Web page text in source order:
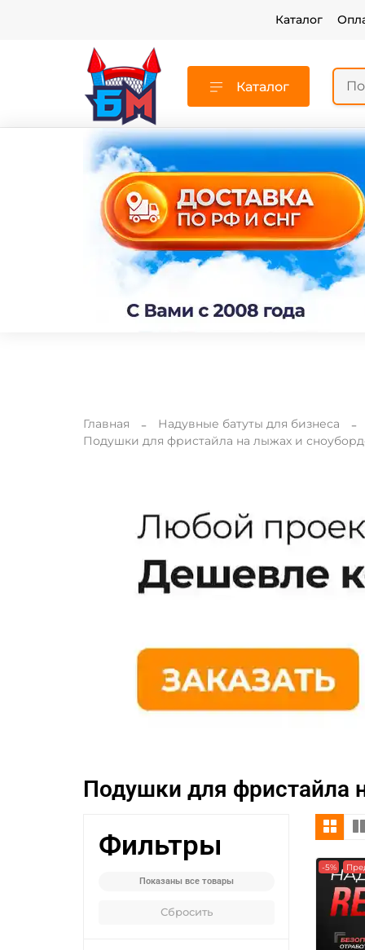
Каталог
Каталог
Главная
Надувные батуты для бизнеса
Подушки для фристайла на лыжах и
Подушки для фристайла
-5%
Фильтры
Показаны все товары
Сбросить